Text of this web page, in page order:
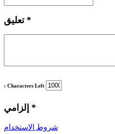
تعليق *
: Characters Left
*
شروط الاستخدام